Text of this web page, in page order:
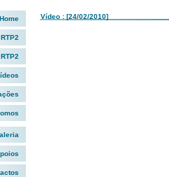
Home Vídeo : [24/02/2010]